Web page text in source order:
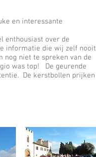
en interessante
enthousiast over de
informatie die wij zelf nooit
nog niet te spreken van de
was top! De geurende
De kerstbollen prijken